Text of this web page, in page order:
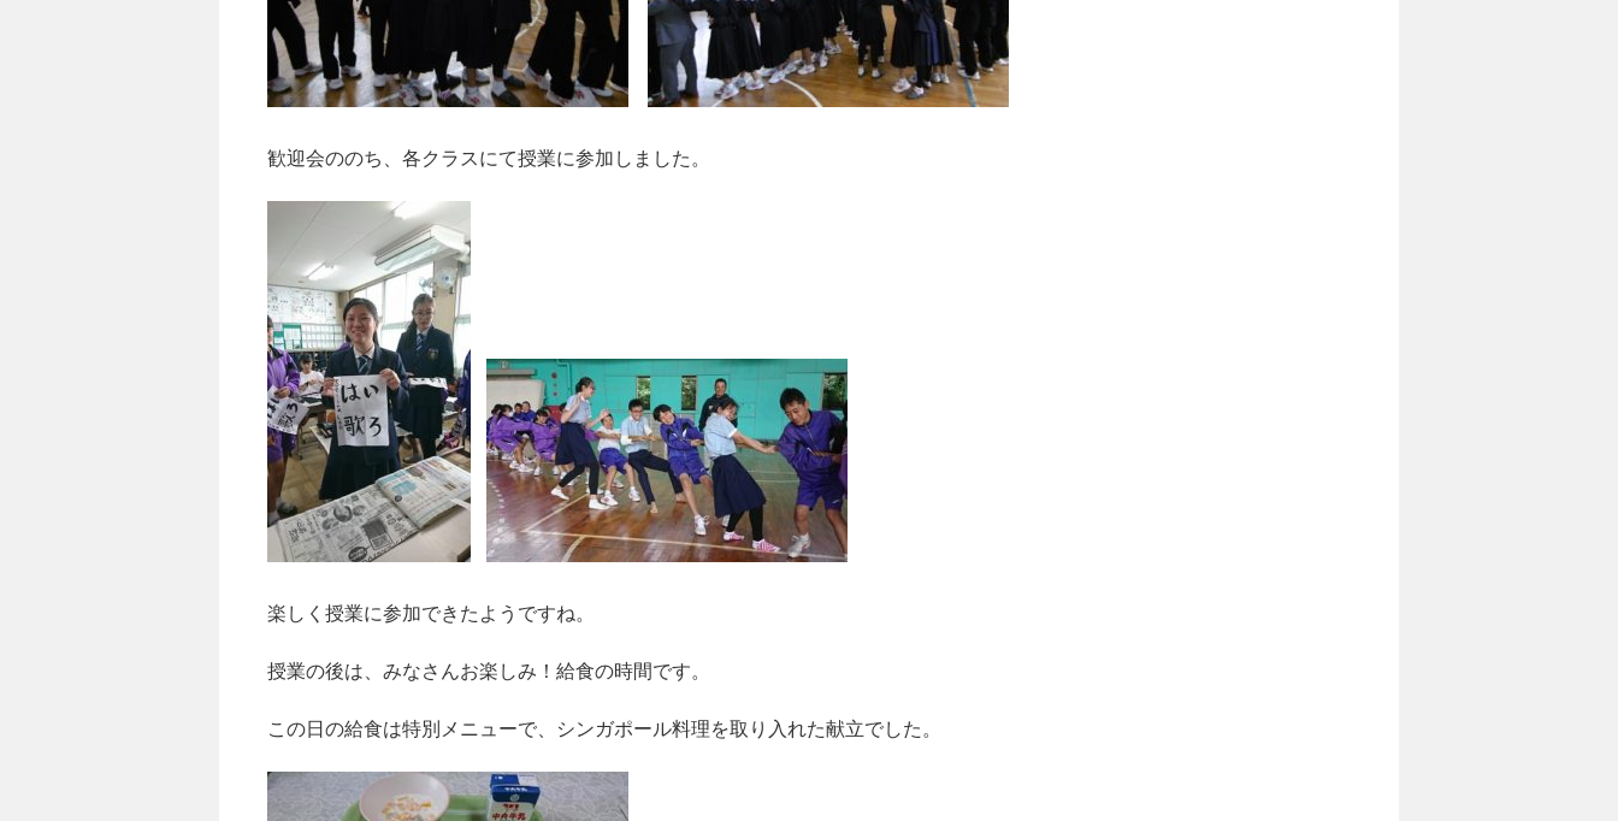
歓迎会ののち、各クラスにて授業に参加しました。
楽しく授業に参加できたようですね。
授業の後は、みなさんお楽しみ！給食の時間です。
この日の給食は特別メニューで、シンガポール料理を取り入れた献立でした。